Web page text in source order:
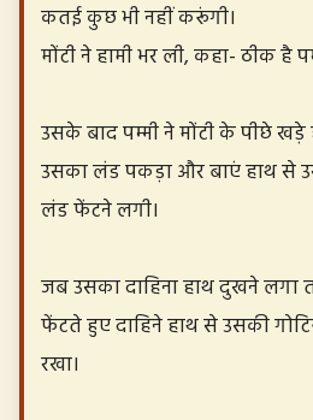
कतई कुछ भी नहीं करूंगी।
मोंटी ने हामी भर ली, कहा- ठीक है
उसके बाद पम्मी ने मोंटी के पीछे खड़े
उसका लंड पकड़ा और बाएं हाथ से
लंड फेंटने लगी।
जब उसका दाहिना हाथ दुखने लगा
फेंटते हुए दाहिने हाथ से उसकी
रखा।